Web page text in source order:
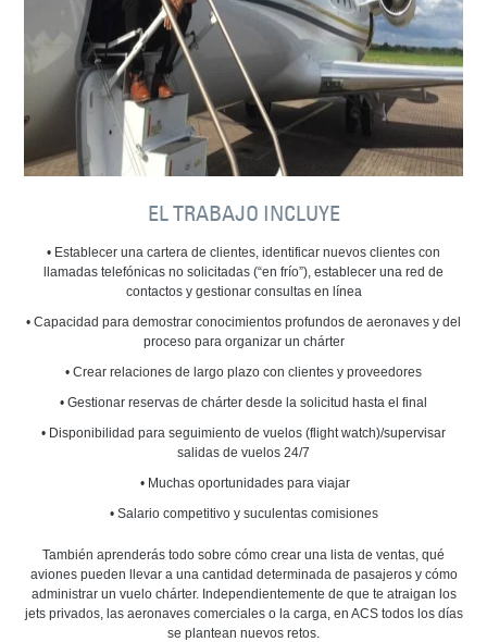
EL TRABAJO INCLUYE
• Establecer una cartera de clientes, identificar nuevos clientes con
llamadas telefónicas no solicitadas (“en frío”), establecer una red de
contactos y gestionar consultas en línea
• Capacidad para demostrar conocimientos profundos de aeronaves y del
proceso para organizar un chárter
• Crear relaciones de largo plazo con clientes y proveedores
• Gestionar reservas de chárter desde la solicitud hasta el final
• Disponibilidad para seguimiento de vuelos (flight watch)/supervisar
salidas de vuelos 24/7
• Muchas oportunidades para viajar
• Salario competitivo y suculentas comisiones
También aprenderás todo sobre cómo crear una lista de ventas, qué
aviones pueden llevar a una cantidad determinada de pasajeros y cómo
administrar un vuelo chárter. Independientemente de que te atraigan los
jets privados, las aeronaves comerciales o la carga, en ACS todos los días
se plantean nuevos retos.